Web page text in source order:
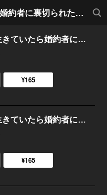
清楚誠実に生きていたら婚約者に裏切られたので、やり直しの世界では悪役令嬢として生きます
検索
清楚誠実に生きていたら婚約者に裏切られたので、やり直しの世界では悪役令嬢として生きます （33）
¥165
清楚誠実に生きていたら婚約者に裏切られたので、やり直しの世界では悪役令嬢として生きます （32）
¥165